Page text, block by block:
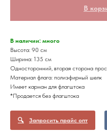
В
В наличии: много
Высота: 90 см
Ширина: 135 см
Односторонний, вторая сторона
Материал флага: полиэфирный шелк
Имеет карман для флагштока
*Продается без флагштока
Запросить прайс опт